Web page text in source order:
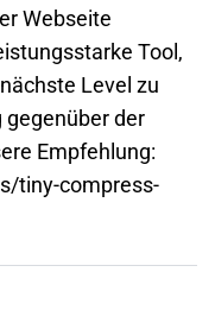
Webseite
Tool,
Level zu
gegenüber der
Empfehlung:
tiny-compress-